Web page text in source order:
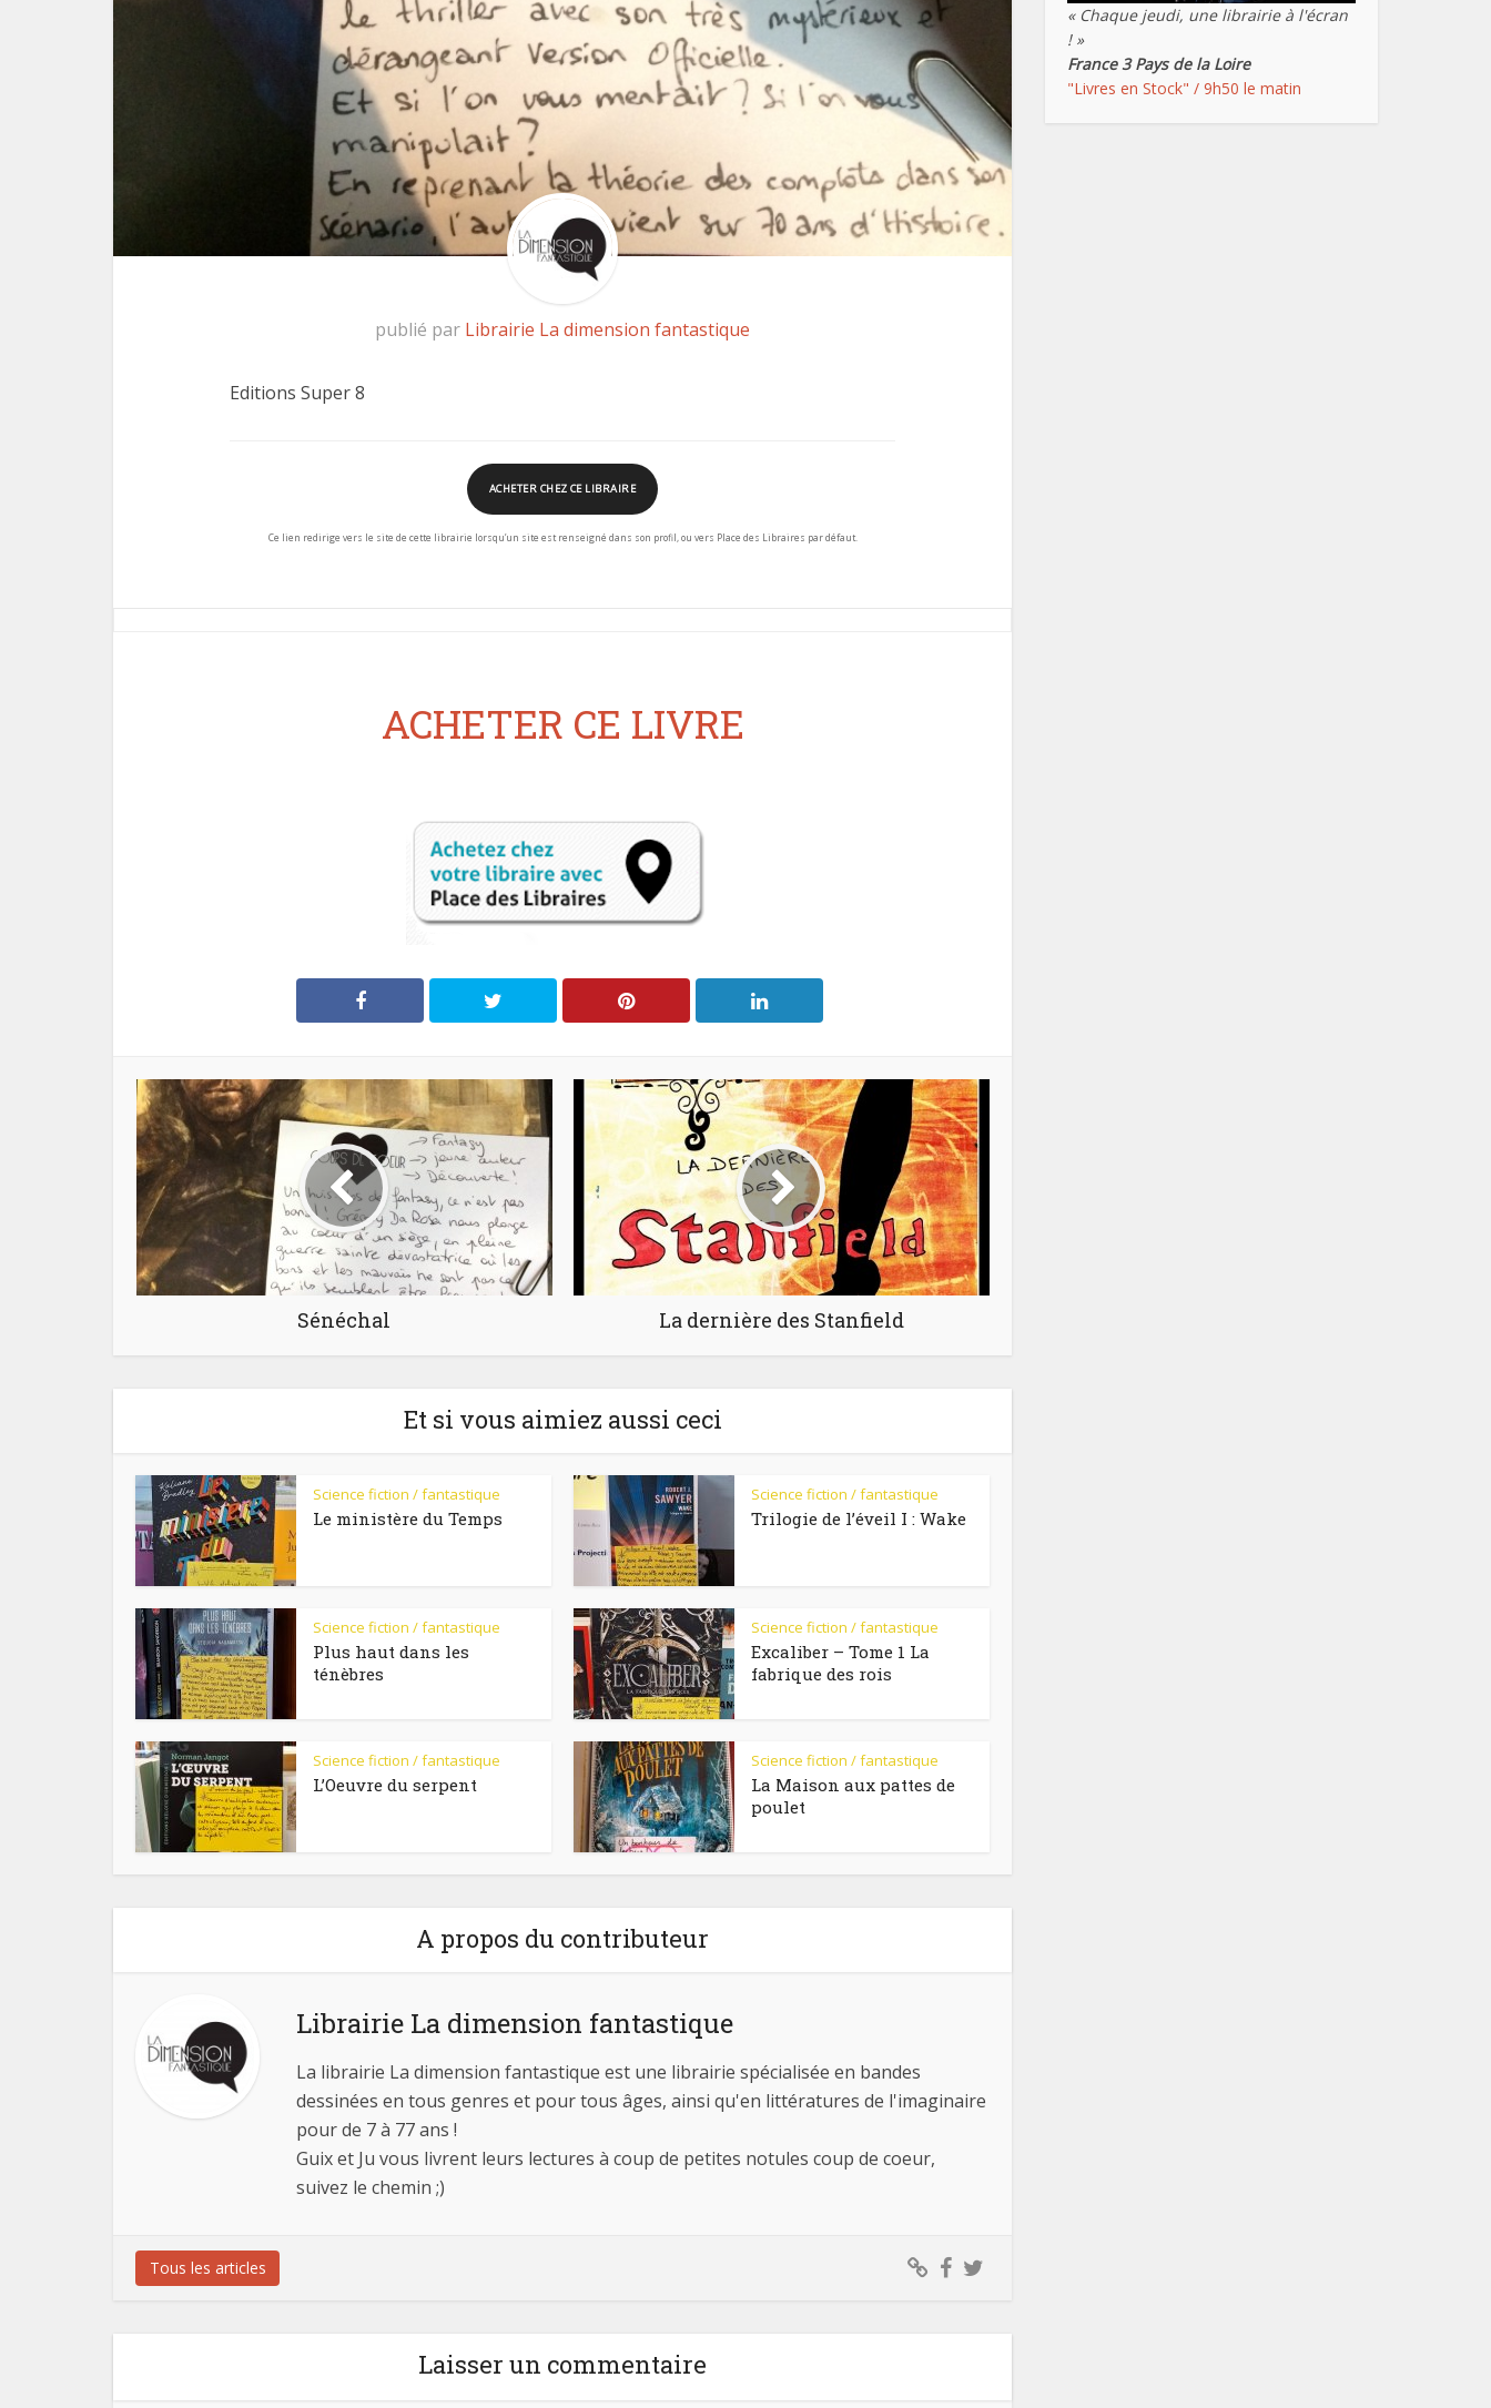
publié par Librairie La dimension fantastique
Editions Super 8
ACHETER CHEZ CE LIBRAIRE
Ce lien redirige vers le site de cette librairie lorsqu’un site est renseigné dans son profil, ou vers Place des Libraires par défaut.
ACHETER CE LIVRE
Sénéchal La dernière des Stanfield
Et si vous aimiez aussi ceci
Science fiction / fantastique
Le ministère du Temps
Science fiction / fantastique
Trilogie de l’éveil I : Wake
Science fiction / fantastique
Plus haut dans les
ténèbres
Science fiction / fantastique
Excaliber – Tome 1 La
fabrique des rois
Science fiction / fantastique
L’Oeuvre du serpent
Science fiction / fantastique
La Maison aux pattes de
poulet
A propos du contributeur
Librairie La dimension fantastique
La librairie La dimension fantastique est une librairie spécialisée en bandes
dessinées en tous genres et pour tous âges, ainsi qu'en littératures de l'imaginaire
pour de 7 à 77 ans !
Guix et Ju vous livrent leurs lectures à coup de petites notules coup de coeur,
suivez le chemin ;)
Tous les articles
Laisser un commentaire
« Chaque jeudi, une librairie à l'écran
! »
France 3 Pays de la Loire
"Livres en Stock" / 9h50 le matin